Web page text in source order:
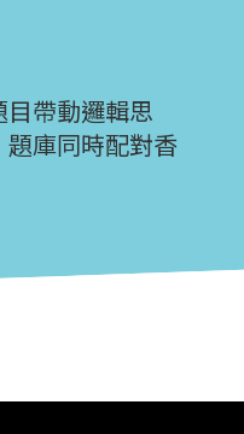
帶動邏輯思
庫同時配對香